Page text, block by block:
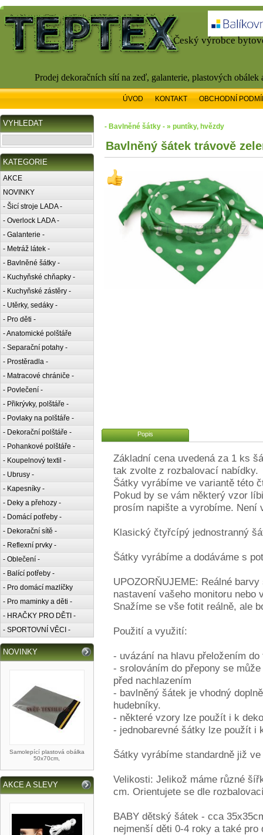
Český výrobce
Prodej dekoračních sítí na zeď, galanterie, plastových
ÚVOD KONTAKT OBCHODNÍ
VYHLEDAT
KATEGORIE
AKCE
NOVINKY
- Šicí stroje LADA -
- Overlock LADA -
- Galanterie -
- Metráž látek -
- Bavlněné šátky -
- Kuchyňské chňapky -
- Kuchyňské zástěry -
- Utěrky, sedáky -
- Pro děti -
- Anatomické polštáře
- Separační potahy -
- Prostěradla -
- Matracové chrániče -
- Povlečení -
- Přikrývky, polštáře -
- Povlaky na polštáře -
- Dekorační polštáře -
- Pohankové polštáře -
- Koupelnový textil -
- Ubrusy -
- Kapesníky -
- Deky a přehozy -
- Domácí potřeby -
- Dekorační sítě -
- Reflexní prvky -
- Oblečení -
- Balící potřeby -
- Pro domácí mazlíčky
- Pro maminky a děti -
- HRAČKY PRO DĚTI -
- SPORTOVNÍ VĚCI -
NOVINKY
Samolepící plastová obálka
50x70cm,
AKCE A SLEVY
- Bavlněné šátky - » puntíky, hvězdy
Bavlněný šátek trávově
Popis
Základní cena uvedená za 1 ks
tak zvolte z rozbalovací nabídky.
Šátky vyrábíme ve variantě této
Pokud by se vám některý vzor
prosím napište a vyrobíme. Není
Klasický čtyřcípý jednostranný
Šátky vyrábíme a dodáváme s
UPOZORŇUJEME: Reálné
nastavení vašeho monitoru nebo
Snažíme se vše fotit reálně, ale
Použití a využití:
- uvázání na hlavu přeložením do
- srolováním do přepony se
před nachlazením
- bavlněný šátek je vhodný
hudebníky.
- některé vzory lze použít i k
- jednobarevné šátky lze použít i
Šátky vyrábíme standardně již
Velikosti: Jelikož máme různé
cm. Orientujete se dle
BABY dětský šátek - cca
nejmenší děti 0-4 roky a také